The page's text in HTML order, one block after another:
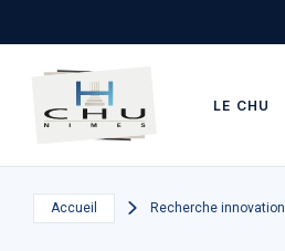
LE CHU
Accueil Recherche innovation